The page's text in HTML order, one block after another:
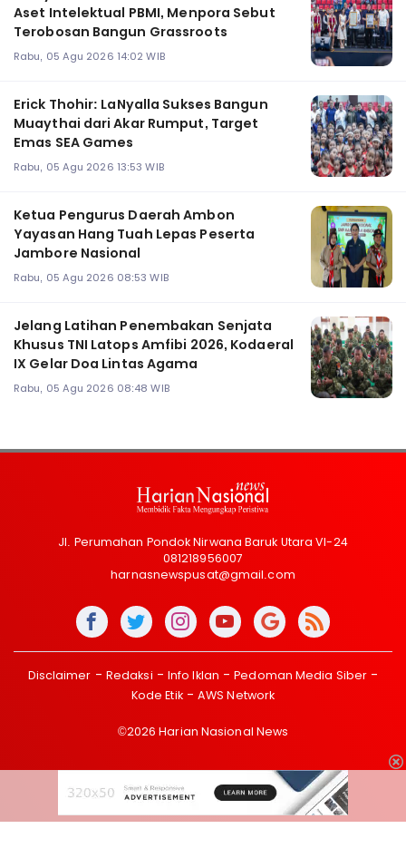
Aset Intelektual PBMI, Menpora Sebut
Terobosan Bangun Grassroots
Rabu, 05 Agu 2026 14:02 WIB
Erick Thohir: LaNyalla Sukses Bangun
Muaythai dari Akar Rumput, Target
Emas SEA Games
Rabu, 05 Agu 2026 13:53 WIB
Ketua Pengurus Daerah Ambon
Yayasan Hang Tuah Lepas Peserta
Jambore Nasional
Rabu, 05 Agu 2026 08:53 WIB
Jelang Latihan Penembakan Senjata
Khusus TNI Latops Amfibi 2026, Kodaeral
IX Gelar Doa Lintas Agama
Rabu, 05 Agu 2026 08:48 WIB
Jl. Perumahan Pondok Nirwana Baruk Utara VI-24
081218956007
harnasnewspusat@gmail.com
Disclaimer Redaksi Info Iklan
Pedoman Media Siber
Kode Etik
AWS Network
©2026 Harian Nasional News